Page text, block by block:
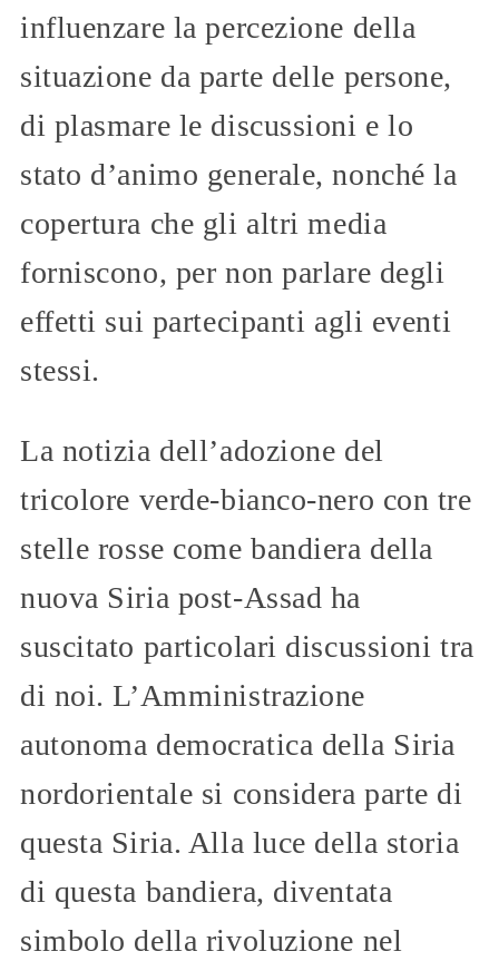
influenzare la percezione della
situazione da parte delle persone,
di plasmare le discussioni e lo
stato d’animo generale, nonché la
copertura che gli altri media
forniscono, per non parlare degli
effetti sui partecipanti agli eventi
stessi.
La notizia dell’adozione del
tricolore verde-bianco-nero con tre
stelle rosse come bandiera della
nuova Siria post-Assad ha
suscitato particolari discussioni tra
di noi. L’Amministrazione
autonoma democratica della Siria
nordorientale si considera parte di
questa Siria. Alla luce della storia
di questa bandiera, diventata
simbolo della rivoluzione nel